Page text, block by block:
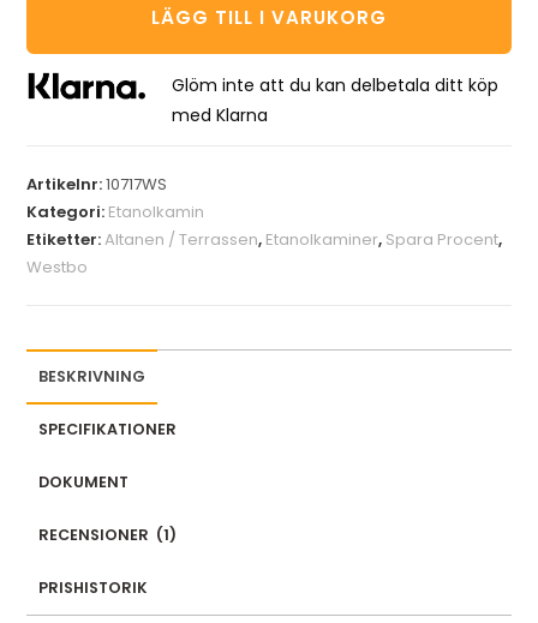
LÄGG TILL I VARUKORG
Glöm inte att du kan delbetala ditt köp
med Klarna
Artikelnr:10717WS
Kategori: Etanolkamin
Etiketter:Altanen / Terrassen, Etanolkaminer, Spara Procent,
Westbo
BESKRIVNING
SPECIFIKATIONER
DOKUMENT
RECENSIONER (1)
PRISHISTORIK